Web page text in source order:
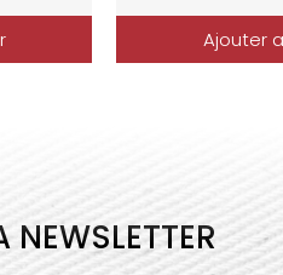
Ajouter
NEWSLETTER